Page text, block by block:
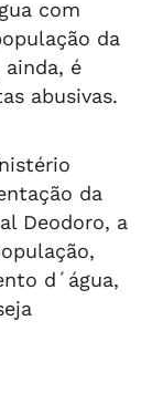
com
da
é
abusivas.
da
Deodoro, a
d´água,